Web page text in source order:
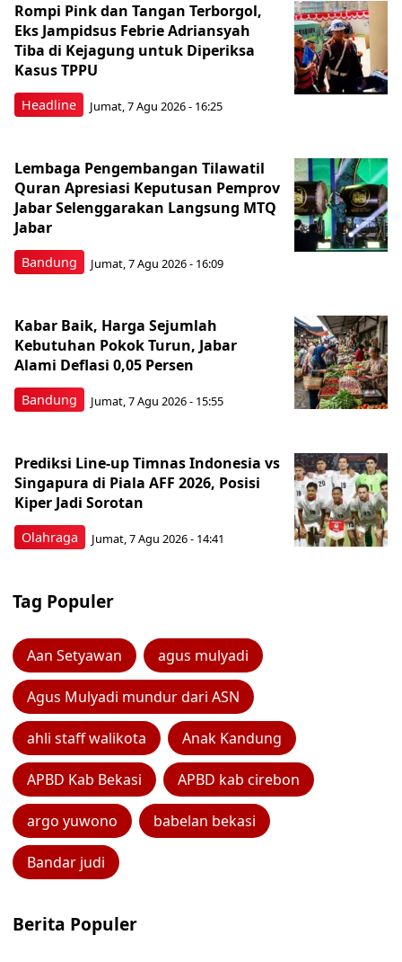
Headline
Rompi Pink dan Tangan Terborgol,
Eks Jampidsus Febrie Adriansyah
Tiba di Kejagung untuk Diperiksa
Kasus TPPU
Jumat, 7 Agu 2026 - 16:25
Bandung
Lembaga Pengembangan Tilawatil
Quran Apresiasi Keputusan Pemprov
Jabar Selenggarakan Langsung MTQ
Jabar
Jumat, 7 Agu 2026 - 16:09
Bandung
Kabar Baik, Harga Sejumlah
Kebutuhan Pokok Turun, Jabar
Alami Deflasi 0,05 Persen
Jumat, 7 Agu 2026 - 15:55
Olahraga
Prediksi Line-up Timnas Indonesia vs
Singapura di Piala AFF 2026, Posisi
Kiper Jadi Sorotan
Jumat, 7 Agu 2026 - 14:41
Tag Populer
Aan Setyawan agus mulyadi
Agus Mulyadi mundur dari ASN
ahli staff walikota Anak Kandung
APBD Kab Bekasi APBD kab cirebon
argo yuwono babelan bekasi
Bandar judi
Berita Populer